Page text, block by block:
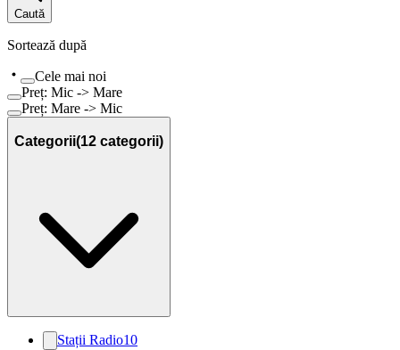
Caută
Sortează după
Cele mai noi
Preț: Mic -> Mare
Preț: Mare -> Mic
Categorii(12 categorii)
Stații Radio10